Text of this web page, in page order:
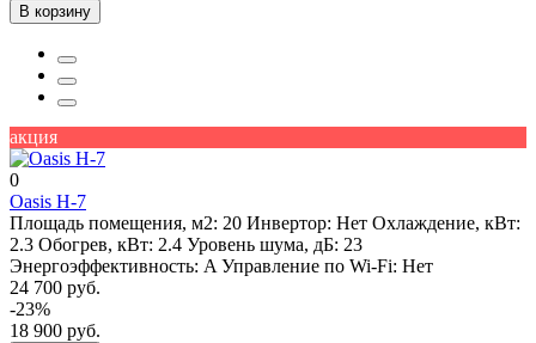
В корзину
акция
0
Oasis H-7
Площадь помещения, м2: 20 Инвертор: Нет Охлаждение, кВт:
2.3 Обогрев, кВт: 2.4 Уровень шума, дБ: 23
Энергоэффективность: A Управление по Wi-Fi: Нет
24 700 руб.
-23%
18 900 руб.